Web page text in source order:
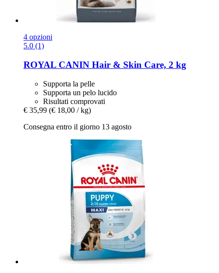
4 opzioni
5.0 (1)
ROYAL CANIN Hair & Skin Care, 2 kg
Supporta la pelle
Supporta un pelo lucido
Risultati comprovati
€ 35,99 (€ 18,00 / kg)
Consegna entro il giorno 13 agosto